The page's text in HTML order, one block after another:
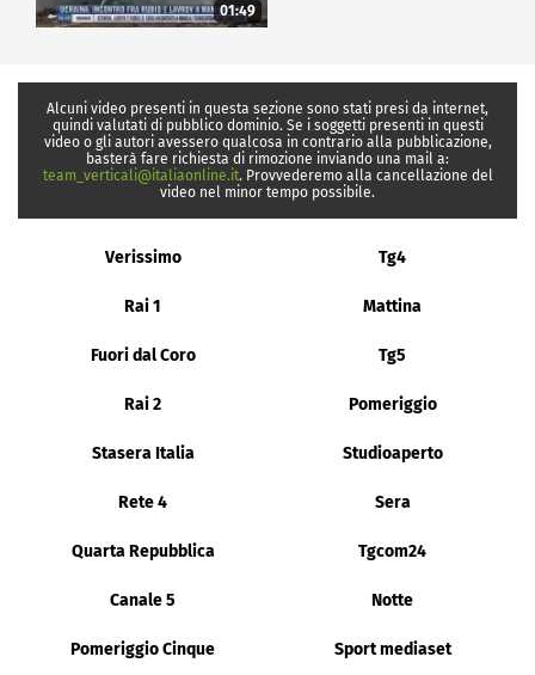
01:49
Alcuni video presenti in questa sezione sono stati presi da internet,
quindi valutati di pubblico dominio. Se i soggetti presenti in questi
video o gli autori avessero qualcosa in contrario alla pubblicazione,
basterà fare richiesta di rimozione inviando una mail a:
team_verticali@italiaonline.it. Provvederemo alla cancellazione del
video nel minor tempo possibile.
Verissimo Tg4
Rai 1 Mattina
Fuori dal Coro Tg5
Rai 2 Pomeriggio
Stasera Italia Studioaperto
Rete 4 Sera
Quarta Repubblica Tgcom24
Canale 5 Notte
Pomeriggio Cinque Sport mediaset